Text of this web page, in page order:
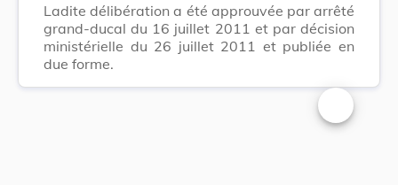
Ladite délibération a été approuvée par arrêté
grand-ducal du 16 juillet 2011 et par décision
ministérielle du 26 juillet 2011 et publiée en
due forme.
Changer la